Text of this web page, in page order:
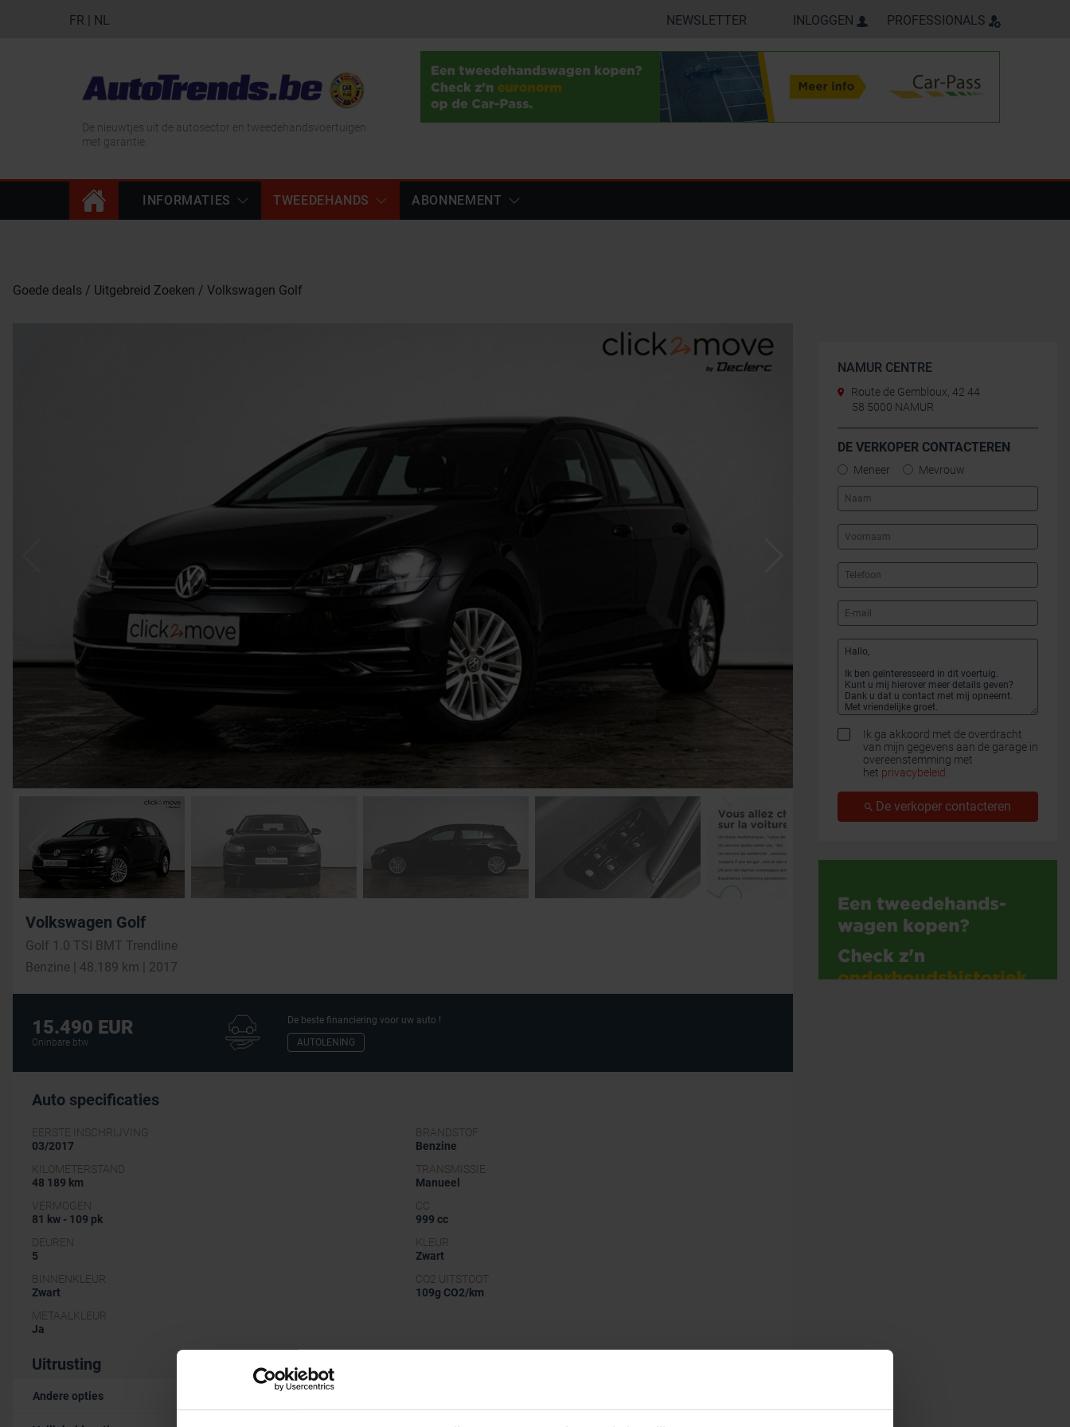
FR | NL NEWSLETTER INLOGGEN PROFESSIONALS
De nieuwtjes uit de autosector en tweedehandsvoertuigen
met garantie.
INFORMATIES TWEEDEHANDS ABONNEMENT
Goede deals Uitgebreid Zoeken Volkswagen Golf
Volkswagen Golf
Golf 1.0 TSI BMT Trendline
Benzine | 48.189 km | 2017
15.490 EUR
Oninbare btw
De beste financiering voor uw auto !
AUTOLENING
Auto specificaties
EERSTE INSCHRIJVING
03/2017
BRANDSTOF
Benzine
KILOMETERSTAND
48 189 km
TRANSMISSIE
Manueel
VERMOGEN
81 kw - 109 pk
CC
999 cc
DEUREN
5
KLEUR
Zwart
BINNENKLEUR
Zwart
CO2 UITSTOOT
109g CO2/km
METAALKLEUR
Ja
Uitrusting
Andere opties
NAMUR CENTRE
Route de Gembloux, 42 44
58 5000 NAMUR
DE VERKOPER CONTACTEREN
Meneer Mevrouw
Ik ga akkoord met de overdracht
van mijn gegevens aan de garage in
overeenstemming met
het privacybeleid
De verkoper contacteren